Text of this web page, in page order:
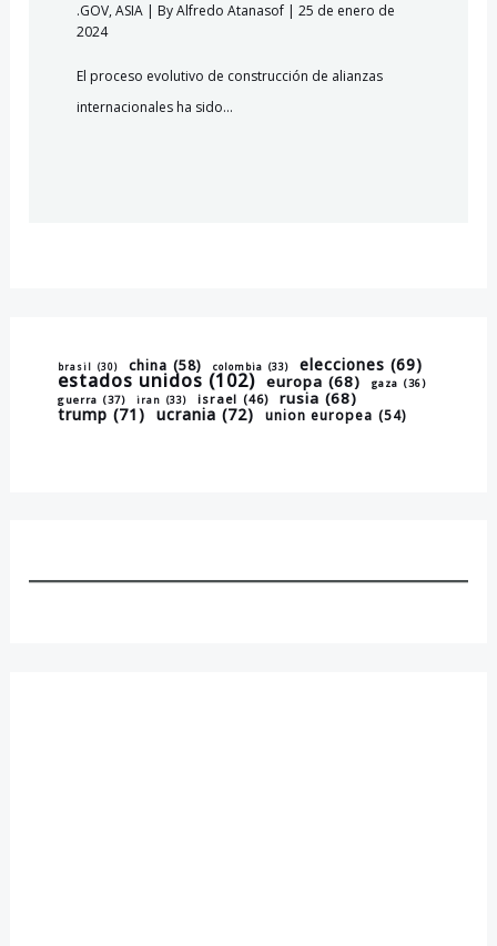
brasil (30) china (58) colombia (33) elecciones (69)
estados unidos (102) europa (68) gaza (36)
guerra (37) iran (33) israel (46) rusia (68)
trump (71) ucrania (72) union europea (54)
.GOV,ASIA| ByAlfredo Atanasof | 25 de enero de
2024
El proceso evolutivo de construcción de alianzas
internacionales ha sido…